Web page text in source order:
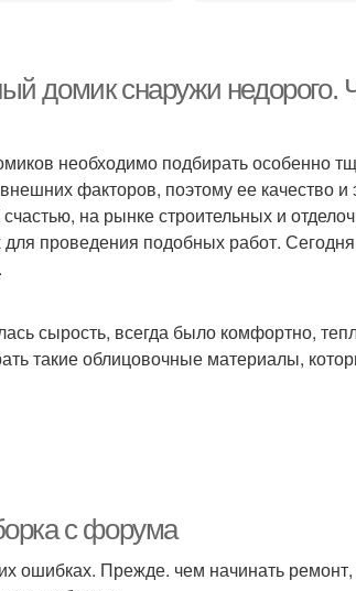
домик снаружи
необходимо подбирать особенно
факторов, поэтому ее качество и
на рынке строительных и
для проведения подобных работ.
сырость, всегда было комфортно,
такие облицовочные материалы,
с форума
ошибках. Прежде. чем начинать